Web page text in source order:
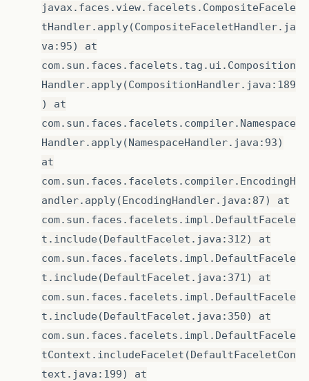
javax.faces.view.facelets.CompositeFacele
tHandler.apply(CompositeFaceletHandler.ja
va:95) at
com.sun.faces.facelets.tag.ui.Composition
Handler.apply(CompositionHandler.java:189
) at
com.sun.faces.facelets.compiler.Namespace
Handler.apply(NamespaceHandler.java:93)
at
com.sun.faces.facelets.compiler.EncodingH
andler.apply(EncodingHandler.java:87) at
com.sun.faces.facelets.impl.DefaultFacele
t.include(DefaultFacelet.java:312) at
com.sun.faces.facelets.impl.DefaultFacele
t.include(DefaultFacelet.java:371) at
com.sun.faces.facelets.impl.DefaultFacele
t.include(DefaultFacelet.java:350) at
com.sun.faces.facelets.impl.DefaultFacele
tContext.includeFacelet(DefaultFaceletCon
text.java:199) at